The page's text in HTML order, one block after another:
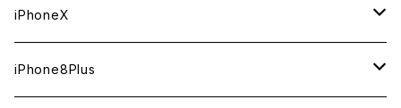
中古（整備済み）
中古（整備済み）
新品
中古（整備済み）
中古（整備済み）
新品
中古（整備済み）
64GB
新品
新品
中古（整備済み）
256GB
新品
64GB
512GB
新品
256GB
iPhoneX
256GB
iPhone8Plus